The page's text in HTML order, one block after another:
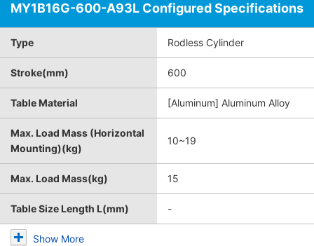
MY1B16G-600-A93L Configured Specifications
Type Rodless Cylinder
Stroke(mm) 600
Table Material [Aluminum] Aluminum Alloy
Max. Load Mass (Horizontal
Mounting)(kg)
10~19
Max. Load Mass(kg) 15
Table Size Length L(mm) -
Show More